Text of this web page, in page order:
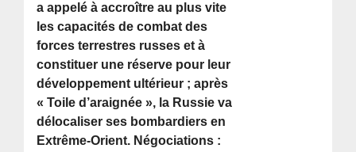
a appelé à accroître au plus vite
les capacités de combat des
forces terrestres russes et à
constituer une réserve pour leur
développement ultérieur ; après
« Toile d’araignée », la Russie va
délocaliser ses bombardiers en
Extrême-Orient. Négociations :